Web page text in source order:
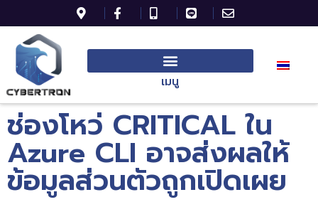
เมนู
ช่องโหว่ CRITICAL ใน
Azure CLI อาจส่งผลให้
ข้อมูลส่วนตัวถูกเปิดเผย